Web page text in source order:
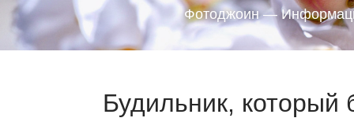
Фотоджоин —
Будильник, который